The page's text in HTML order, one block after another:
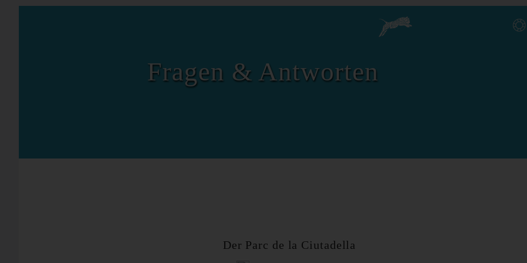
Fragen & Antworten
Der Parc de la Ciutadella